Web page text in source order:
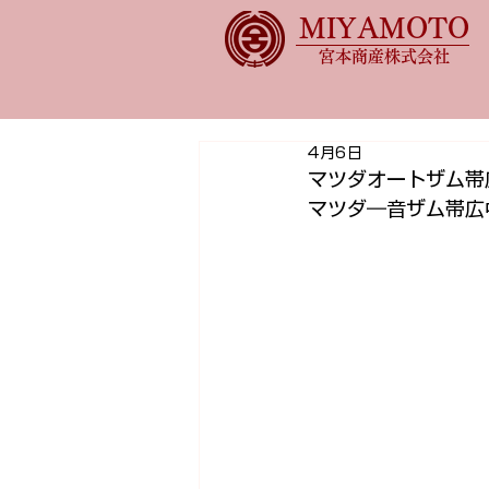
MIYAMOTO
宮本商産株式会社
4月6日
マツダオートザム
マツダ―音ザム帯広